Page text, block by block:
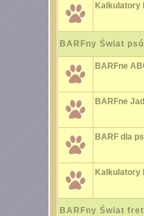
Kalkulatory
BARFny Świat
BARFne
BARFne
BARF dla
Kalkulatory
BARFny Świat